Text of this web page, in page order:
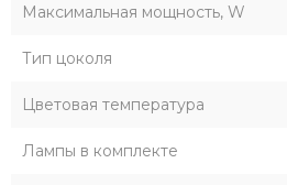
Максимальная мощность, W
Тип цоколя
Цветовая температура
Лампы в комплекте